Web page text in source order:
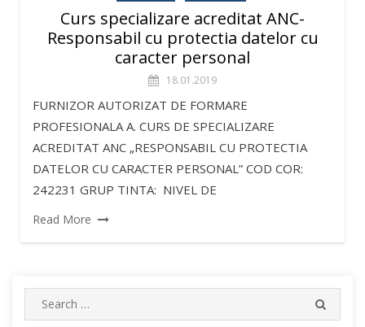
Curs specializare acreditat ANC-
Responsabil cu protectia datelor cu
caracter personal
18.01.2019
FURNIZOR AUTORIZAT DE FORMARE
PROFESIONALA A. CURS DE SPECIALIZARE
ACREDITAT ANC „RESPONSABIL CU PROTECTIA
DATELOR CU CARACTER PERSONAL” COD COR:
242231 GRUP TINTA: NIVEL DE
Read More
e
E